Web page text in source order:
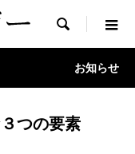

お知らせ
つの要素